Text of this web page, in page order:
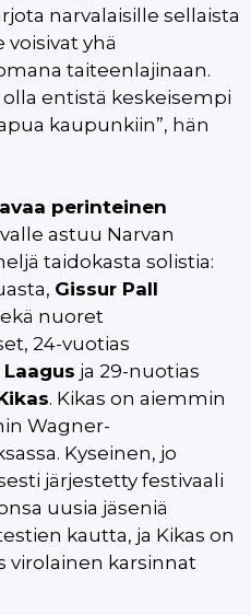
narvalaisille sellaista
yhä
taiteenlajinaan.
entistä keskeisempi
kaupunkiin”, hän
perinteinen
astuu Narvan
taidokasta solistia:
Gissur Pall
nuoret
24-vuotias
Laagus ja 29-nuotias
. Kikas on aiemmin
Wagner-
Kyseinen, jo
järjestetty festivaali
uusia jäseniä
kautta, ja Kikas on
virolainen karsinnat